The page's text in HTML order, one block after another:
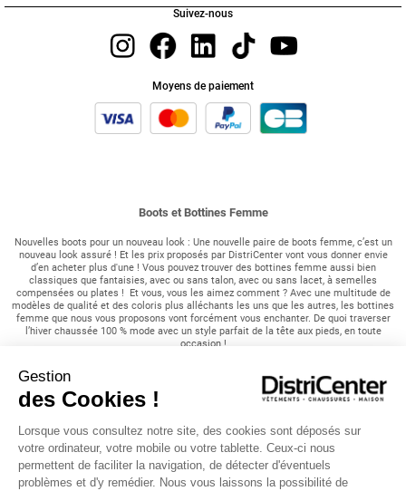
Gestion
des Cookies !
Lorsque vous consultez notre site, des cookies sont déposés sur
votre ordinateur, votre mobile ou votre tablette. Ceux-ci nous
permettent de faciliter la navigation, de détecter d'éventuels
problèmes et d'y remédier. Nous vous laissons la possibilité de
Boots et Bottines Femme
Nouvelles boots pour un nouveau look : Une nouvelle paire de boots femme, c’est un
nouveau look assuré ! Et les prix proposés par DistriCenter vont vous donner envie
d’en acheter plus d'une ! Vous pouvez trouver des bottines femme aussi bien
classiques que fantaisies, avec ou sans talon, avec ou sans lacet, à semelles
compensées ou plates ! Et vous, vous les aimez comment ? Avec une multitude de
modèles de qualité et des coloris plus alléchants les uns que les autres, les bottines
femme que nous vous proposons vont forcément vous enchanter. De quoi traverser
l’hiver chaussée 100 % mode avec un style parfait de la tête aux pieds, en toute
occasion !
Une collection tendance à petits prix :
Chaussures à talons, boots à franges, à pompons ornées de corde tressée... Des low
style se trouve parmi nos modèles, au meilleur prix ! Esprit rock ou citadin, nature ou
sophistiqué, quelles que soient vos influences, un vent de nouveauté va souffler dans
votre dressing. Avec nos chaussures fourrées, vous allez affronter le froid avec
élégance. Envie d’affiner vos jambes, votre silhouette ? Prenez de la hauteur en
craquant pour une paire de boots à talons ! DistriCenter vous propose une large
Suivez-nous
Moyens de paiement